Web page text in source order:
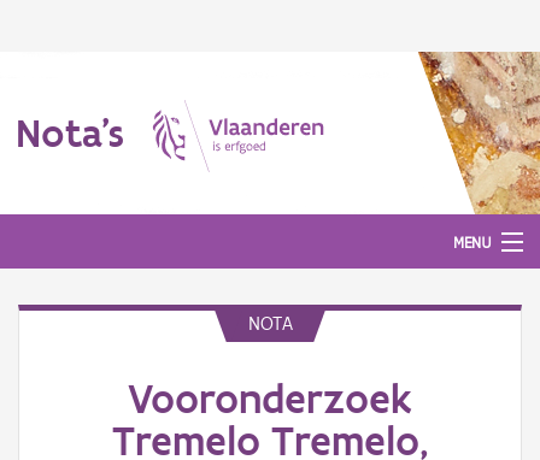
Nota's
MENU
NOTA
Vooronderzoek
Tremelo Tremelo,